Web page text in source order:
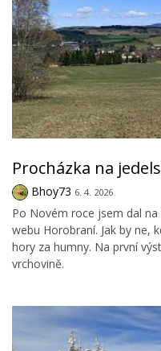
Procházka na
Bhoy73 6. 4. 2026
Po Novém roce jsem dal
webu Horobraní. Jak by ne,
hory za humny. Na první
vrchovině.